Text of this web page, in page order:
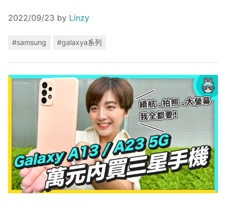
2022/09/23 by Linzy
#samsung #galaxya系列